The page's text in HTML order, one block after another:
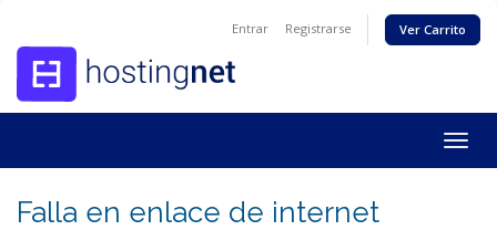
Entrar Registrarse Ver Carrito
Falla en enlace de internet